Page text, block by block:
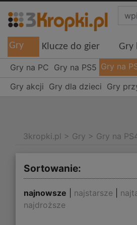
Gry Klucze do gier Gry
Gry na PC Gry na PS5 Gry na
Gry akcji Gry dla dzieci Gry
3kropki.pl > Gry > Gry na
Sortowanie:
najnowsze najstarsze
najdroższe